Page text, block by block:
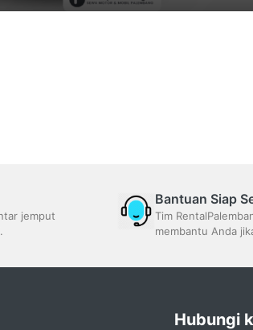
jemput
Bantuan Siap
Tim
membantu Anda
Hubungi